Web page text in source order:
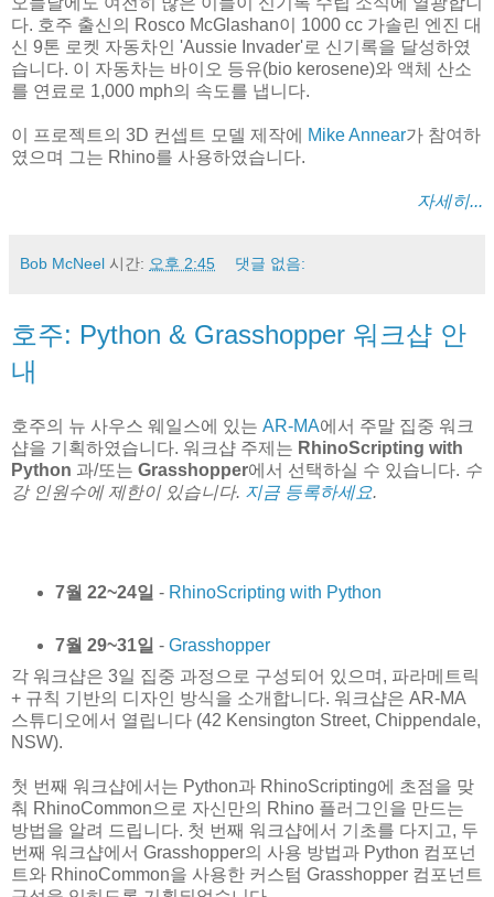
다. 호주 출신의 Rosco McGlashan이 1000 cc 가솔린 엔진 대
신 9톤 로켓 자동차인 'Aussie Invader'로 신기록을 달성하였
습니다. 이 자동차는 바이오 등유(bio kerosene)와 액체 산소
를 연료로 1,000 mph의 속도를 냅니다.
이 프로젝트의 3D 컨셉트 모델 제작에 Mike Annear가 참여하
였으며 그는 Rhino를 사용하였습니다.
자세히...
Bob McNeel 시간: 오후 2:45 댓글 없음:
호주: Python & Grasshopper 워크샵 안
내
호주의 뉴 사우스 웨일스에 있는 AR-MA에서 주말 집중 워크
샵을 기획하였습니다. 워크샵 주제는 RhinoScripting with
Python 과/또는 Grasshopper에서 선택하실 수 있습니다. 수
강 인원수에 제한이 있습니다. 지금 등록하세요.
7월 22~24일 - RhinoScripting with Python
7월 29~31일 - Grasshopper
각 워크샵은 3일 집중 과정으로 구성되어 있으며, 파라메트릭
+ 규칙 기반의 디자인 방식을 소개합니다. 워크샵은 AR-MA
스튜디오에서 열립니다 (42 Kensington Street, Chippendale,
NSW).
첫 번째 워크샵에서는 Python과 RhinoScripting에 초점을 맞
춰 RhinoCommon으로 자신만의 Rhino 플러그인을 만드는
방법을 알려 드립니다. 첫 번째 워크샵에서 기초를 다지고, 두
번째 워크샵에서 Grasshopper의 사용 방법과 Python 컴포넌
트와 RhinoCommon을 사용한 커스텀 Grasshopper 컴포넌트